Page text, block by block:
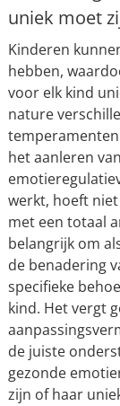
uniek moet
Kinderen
hebben,
voor elk kind
nature
het aanleren
werkt, hoeft
met een totaal
belangrijk om
de benadering
specifieke
kind. Het vergt
de juiste
gezonde
zijn of haar